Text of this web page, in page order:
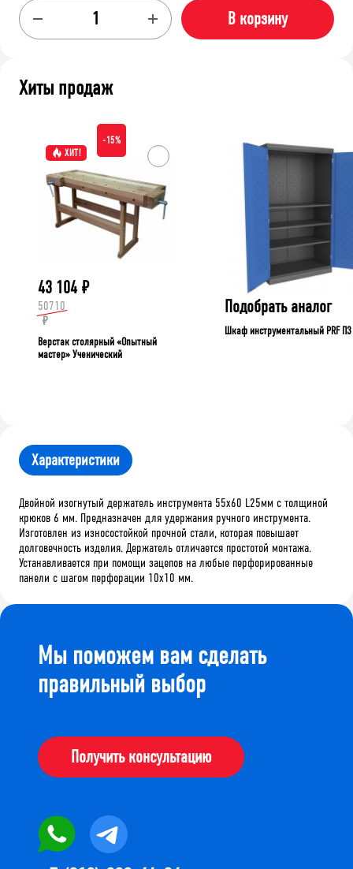
В корзину
Хиты продаж
ХИТ!
-15%
43 104 ₽
50710
₽
Верстак столярный «Опытный
мастер» Ученический
Подобрать аналог
Шкаф инструментальный PRF П3
Характеристики
Двойной изогнутый держатель инструмента 55х60 L25мм с толщиной
крюков 6 мм. Предназначен для удержания ручного инструмента.
Изготовлен из износостойкой прочной стали, которая повышает
долговечность изделия. Держатель отличается простотой монтажа.
Устанавливается при помощи зацепов на любые перфорированные
панели с шагом перфорации 10х10 мм.
Мы поможем вам сделать
правильный выбор
Получить консультацию